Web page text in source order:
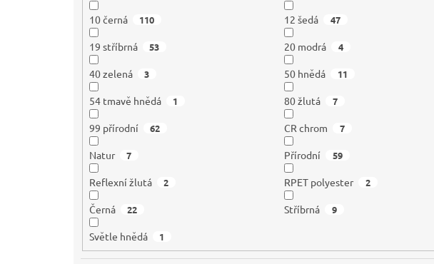
10 černá 110 12 šedá 47
19 stříbrná 53 20 modrá 4
40 zelená 3 50 hnědá 11
54 tmavě hnědá 1 80 žlutá 7
99 přírodní 62 CR chrom 7
Natur 7 Přírodní 59
Reflexní žlutá 2 RPET polyester 2
Černá 22 Stříbrná 9
Světle hnědá 1